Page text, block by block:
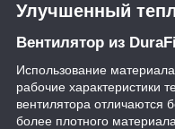
Улучшенный
Вентилятор из
Использование
рабочие характеристики
вентилятора отличаются
более плотного